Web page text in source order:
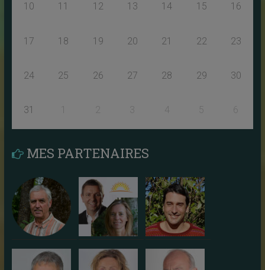
10 11 12 13 14 15 16
17 18 19 20 21 22 23
24 25 26 27 28 29 30
31 2 3 5 6
MES PARTENAIRES